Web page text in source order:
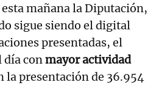
mañana la Diputación,
sigue siendo el digital
presentadas, el
día conmayor actividad
la presentación de 36.954